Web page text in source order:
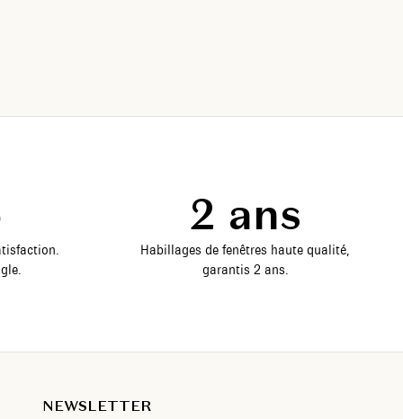
2 ans
Habillages de fenêtres haute qualité,
garantis 2 ans.
NEWSLETTER